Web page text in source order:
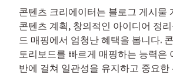
콘텐츠 크리에이터는 블로그 게시물
콘텐츠 계획, 창의적인 아이디어 정
드 매핑에서 엄청난 혜택을 봅니다.
토리보드를 빠르게 매핑하는 능력은
반에 걸쳐 일관성을 유지하고 중요한